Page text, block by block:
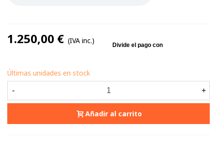
1.250,00 € (IVA inc.)
Últimas unidades en stock
- +
Añadir al carrito